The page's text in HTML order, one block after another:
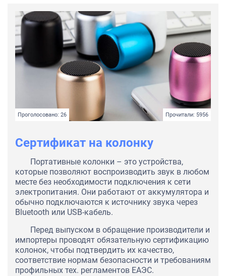
Проголосовано: 26 Прочитали: 5956
Сертификат на колонку
Портативные колонки – это устройства,
которые позволяют воспроизводить звук в любом
месте без необходимости подключения к сети
электропитания. Они работают от аккумулятора и
обычно подключаются к источнику звука через
Bluetooth или USB-кабель.
Перед выпуском в обращение производители и
импортеры проводят обязательную сертификацию
колонок, чтобы подтвердить их качество,
соответствие нормам безопасности и требованиям
профильных тех. регламентов ЕАЭС.